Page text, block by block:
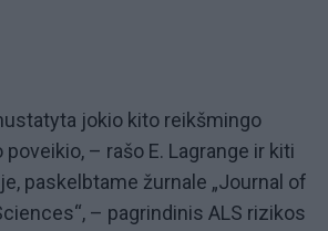
jokio kito reikšmingo
– rašo E. Lagrange ir kiti
paskelbtame žurnale „Journal of
– pagrindinis ALS rizikos